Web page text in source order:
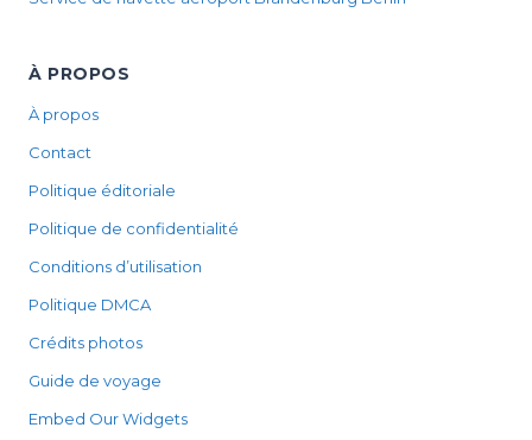
À PROPOS
À propos
Contact
Politique éditoriale
Politique de confidentialité
Conditions d’utilisation
Politique DMCA
Crédits photos
Guide de voyage
Embed Our Widgets